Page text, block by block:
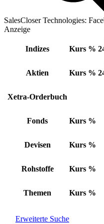
SalesCloser Technologies:
Anzeige
Indizes Kurs %
Aktien Kurs %
Xetra-Orderbuch
Fonds Kurs %
Devisen Kurs %
Rohstoffe Kurs %
Themen Kurs %
Erweiterte Suche